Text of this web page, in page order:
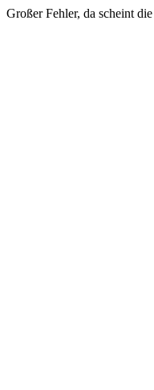
Großer Fehler, da scheint